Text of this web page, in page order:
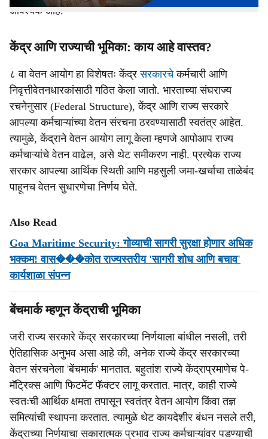
आवश्यक आहे.
केंद्र आणि राज्याची भूमिका: काय आहे वास्तव?
८ वा वेतन आयोग हा विशेषतः केंद्रसरकारचेकर्मचारी आणि
निवृत्तीवेतनधारकांसाठी गठित केला जातो. भारताच्या संघराज्य
रचनेनुसार (Federal Structure), केंद्र आणि राज्य सरकारे
आपल्या कर्मचाऱ्यांच्या वेतन संरचना ठरवण्यासाठी स्वतंत्र आहेत.
त्यामुळे, केंद्राने वेतन आयोग लागू केला म्हणजे आपोआप राज्य
कर्मचाऱ्यांचे वेतन वाढेल, असे थेट समीकरण नाही. प्रत्येक राज्य
सरकार आपल्या आर्थिक स्थिती आणि महसुली जमा-खर्चाचा ताळेबंद
पाहूनच वेतन सुधारणेचा निर्णय घेते.
Also Read
Goa Maritime Security: गोव्याची सागरी सुरक्षा होणार अधिक
भक्कम! वास���कोत राज्यस्तरीय 'सागरी शोध आणि बचाव'
कार्यशाळा संपन्न
बेंचमार्क म्हणून केंद्राची भूमिका
जरी राज्य सरकारे केंद्र सरकारच्या निर्णयाला बांधील नसली, तरी
ऐतिहासिक अनुभव असा आहे की, अनेक राज्ये केंद्र सरकारच्या
वेतन संरचनेला 'बेंचमार्क' मानतात. बहुतांश राज्ये केंद्राप्रमाणेच पे-
मॅट्रिक्स आणि फिटमेंट फॅक्टर लागू करतात. मात्र, काही राज्ये
स्वतःची आर्थिक क्षमता तपासून स्वतंत्र वेतन आयोग किंवा तज्ञ
समित्यांची स्थापना करतात. त्यामुळे थेट कायदेशीर बंधन नसले तरी,
केंद्राच्या निर्णयाचा सकारात्मक प्रभाव राज्य कर्मचाऱ्यांवर पडण्याची